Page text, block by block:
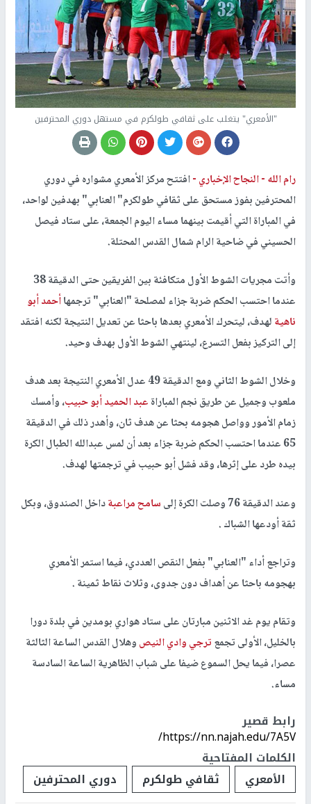
"الأمعري" يتغلب على ثقافي طولكرم في مستهل دوري المحترفين
رام الله -النجاح الإخباري -افتتح مركز الأمعري مشواره في دوري
المحترفين بفوز مستحق على ثقافي طولكرم" العنابي" بهدفين لواحد،
في المباراة التي أقيمت بينهما مساء اليوم الجمعة، على ستاد فيصل
الحسيني في ضاحية الرام شمال القدس المحتلة.
وأتت مجريات الشوط الأول متكافئة بين الفريقين حتى الدقيقة 38
عندما احتسب الحكم ضربة جزاء لمصلحة "العنابي" ترجمهاأحمد أبو
ناهيةلهدف، ليتحرك الأمعري بعدها باحثا عن تعديل النتيجة لكنه افتقد
إلى التركيز بفعل التسرع، لينتهي الشوط الأول بهدف وحيد.
وخلال الشوط الثاني ومع الدقيقة 49 عدل الأمعري النتيجة بعد هدف
ملعوب وجميل عن طريق نجم المباراةعبد الحميد أبو حبيب، وأمسك
زمام الأمور وواصل هجومه بحثا عن هدف ثان، وأهدر ذلك في الدقيقة
65 عندما احتسب الحكم ضربة جزاء بعد أن لمس عبدالله الطبال الكرة
بيده طرد على إثرها، وقد فشل أبو حبيب في ترجمتها لهدف.
وعند الدقيقة 76 وصلت الكرة إلى سامح مراعبةداخل الصندوق، وبكل
ثقة أودعها الشباك .
وتراجع أداء "العنابي" بفعل النقص العددي، فيما استمر الأمعري
بهجومه باحثا عن أهداف دون جدوى، وثلاث نقاط ثمينة .
وتقام يوم غد الاثنين مبارتان على ستاد هواري بومدين في بلدة دورا
بالخليل، الأولى تجمعترجي وادي النيصوهلال القدس الساعة الثالثة
عصرا، فيما يحل السموع ضيفا على شباب الظاهرية الساعة السادسة
مساء.
رابط قصير
https://nn.najah.edu/7A5V/
الكلمات المفتاحية
الأمعري
ثقافي طولكرم دوري المحترفين